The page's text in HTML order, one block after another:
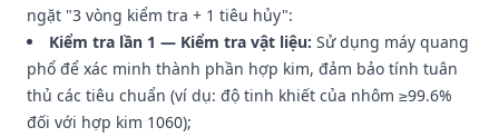
ngặt "3 vòng kiểm tra + 1 tiêu hủy":
Kiểm tra lần 1 — Kiểm tra vật liệu: Sử dụng máy quang
phổ để xác minh thành phần hợp kim, đảm bảo tính tuân
thủ các tiêu chuẩn (ví dụ: độ tinh khiết của nhôm ≥99.6%
đối với hợp kim 1060);